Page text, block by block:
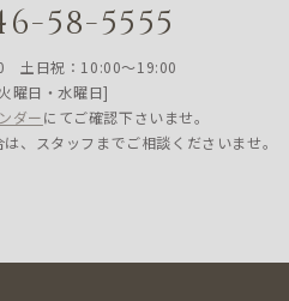
58-5555
土日祝：10:00〜19:00
曜日・水曜日]
ダーにてご確認下さいませ。
、スタッフまでご相談くださいませ。